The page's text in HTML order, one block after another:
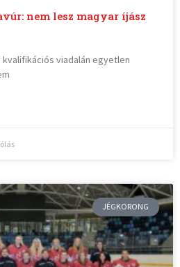
nem lesz magyar íjász
viadalán egyetlen
JÉGKORONG